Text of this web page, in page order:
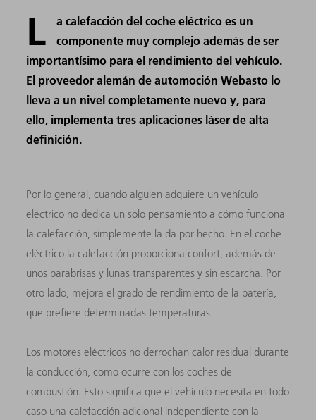
L
a calefacción del coche eléctrico es un
componente muy complejo además de ser
importantísimo para el rendimiento del vehículo.
El proveedor alemán de automoción Webasto lo
lleva a un nivel completamente nuevo y, para
ello, implementa tres aplicaciones láser de alta
definición.
Por lo general, cuando alguien adquiere un vehículo
eléctrico no dedica un solo pensamiento a cómo funciona
la calefacción, simplemente la da por hecho. En el coche
eléctrico la calefacción proporciona confort, además de
unos parabrisas y lunas transparentes y sin escarcha. Por
otro lado, mejora el grado de rendimiento de la batería,
que prefiere determinadas temperaturas.
Los motores eléctricos no derrochan calor residual durante
la conducción, como ocurre con los coches de
combustión. Esto significa que el vehículo necesita en todo
caso una calefacción adicional independiente con la